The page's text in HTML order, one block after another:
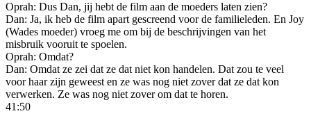
Oprah: Dus Dan, jij hebt de film aan de moeders laten zien?
Dan: Ja, ik heb de film apart gescreend voor de familieleden. En Joy
(Wades moeder) vroeg me om bij de beschrijvingen van het
misbruik vooruit te spoelen.
Oprah: Omdat?
Dan: Omdat ze zei dat ze dat niet kon handelen. Dat zou te veel
voor haar zijn geweest en ze was nog niet zover dat ze dat kon
verwerken. Ze was nog niet zover om dat te horen.
41:50